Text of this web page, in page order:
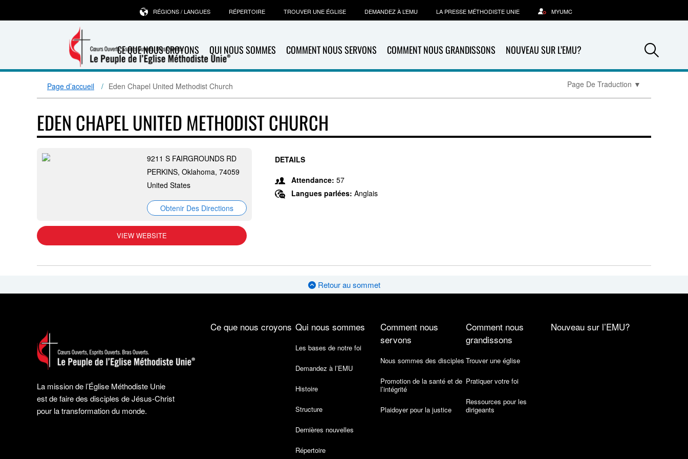
CE QUE NOUS CROYONS QUI NOUS SOMMES COMMENT NOUS SERVONS COMMENT NOUS GRANDISSONS NOUVEAU SUR L’EMU?
RÉGIONS / LANGUES RÉPERTOIRE TROUVER UNE ÉGLISE DEMANDEZ À L’EMU LA PRESSE MÉTHODISTE UNIE MYUMC
Page d’accueil Eden Chapel United Methodist Church Page De Traduction ▼
EDEN CHAPEL UNITED METHODIST CHURCH
9211 S FAIRGROUNDS RD
PERKINS, Oklahoma, 74059
United States
Obtenir Des Directions
VIEW WEBSITE
DETAILS
Attendance: 57
Langues parlées: Anglais
Retour au sommet
La mission de l’Église Méthodiste Unie
est de faire des disciples de Jésus-Christ
pour la transformation du monde.
Ce que nous croyons Qui nous sommes
Les bases de notre foi
Demandez à l’EMU
Histoire
Structure
Dernières nouvelles
Répertoire
Comment nous
servons
Nous sommes des disciples
Promotion de la santé et de
l’intégrité
Plaidoyer pour la justice
Comment nous
grandissons
Trouver une église
Pratiquer votre foi
Ressources pour les
dirigeants
Nouveau sur l’EMU?